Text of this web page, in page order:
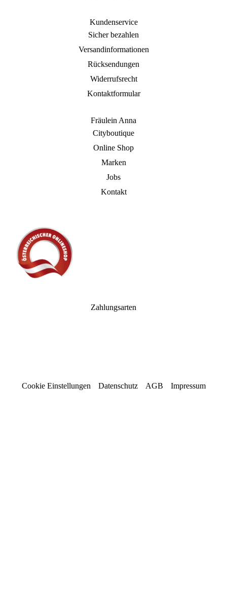
Kundenservice
Sicher bezahlen
Versandinformationen
Rücksendungen
Widerrufsrecht
Kontaktformular
Fräulein Anna
Cityboutique
Online Shop
Marken
Jobs
Kontakt
Zahlungsarten
Cookie Einstellungen Datenschutz AGB Impressum